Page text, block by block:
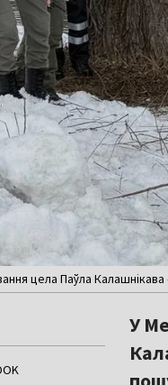
цела Паўла
У